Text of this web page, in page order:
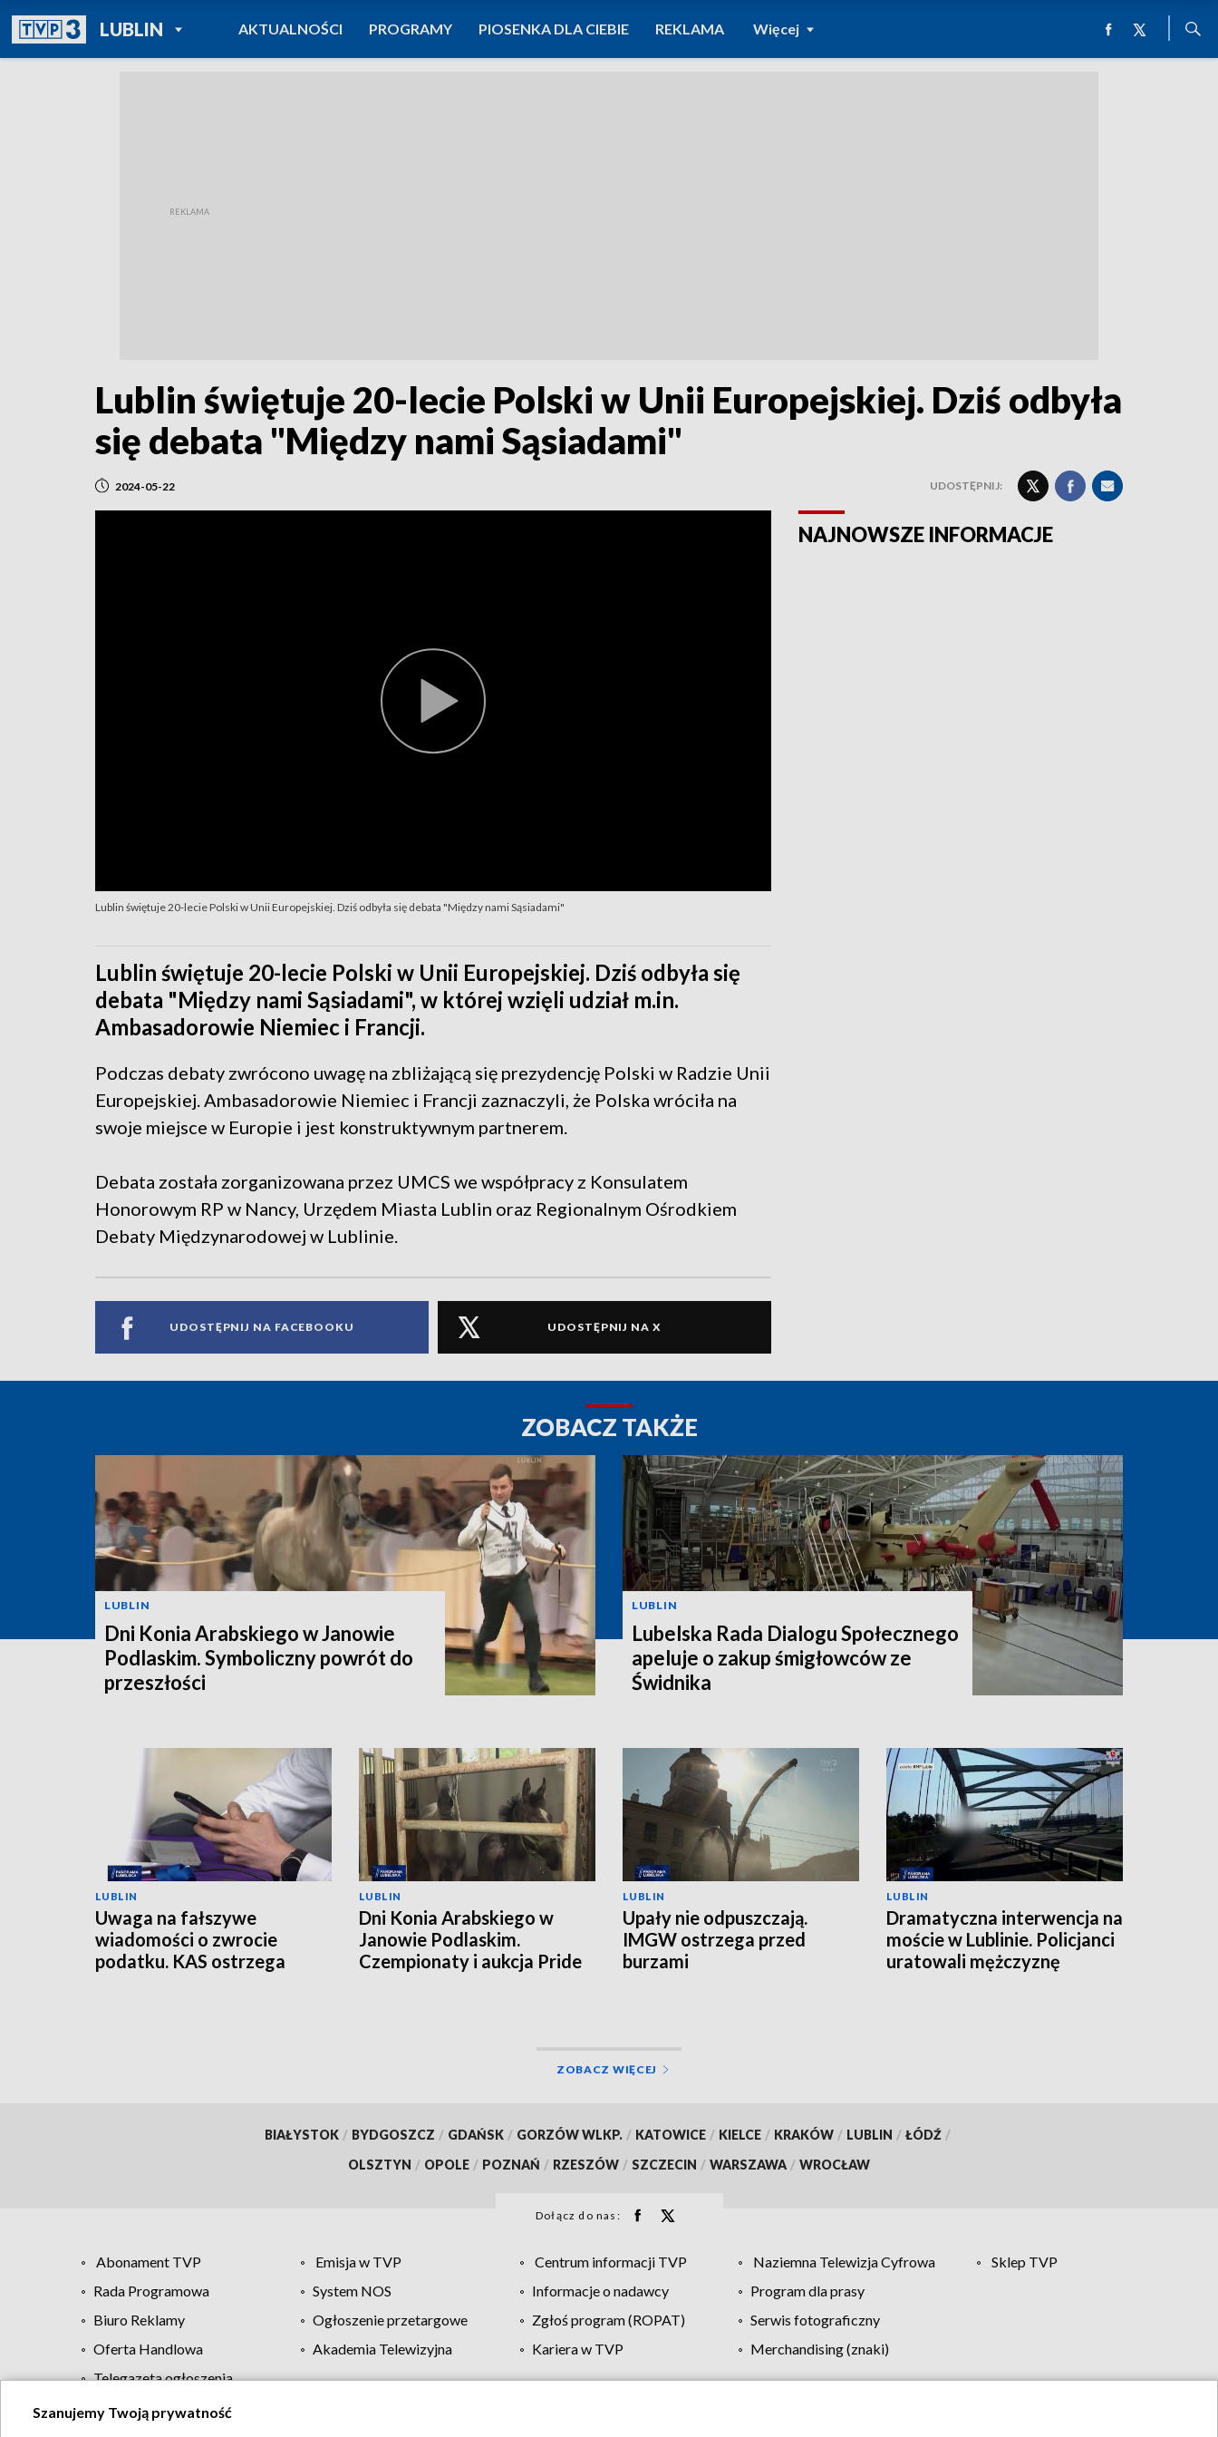
LUBLINPOWRÓT DO
TVP REGIONY
AKTUALNOŚCI PROGRAMY PIOSENKA DLA CIEBIE REKLAMA Więcej
Lublin świętuje 20-lecie Polski w Unii Europejskiej. Dziś odbyła
się debata "Między nami Sąsiadami"
2024-05-22 UDOSTĘPNIJ:
Lublin świętuje 20-lecie Polski w Unii Europejskiej. Dziś odbyła się debata "Między nami Sąsiadami"
Lublin świętuje 20-lecie Polski w Unii Europejskiej. Dziś odbyła się
debata "Między nami Sąsiadami", w której wzięli udział m.in.
Ambasadorowie Niemiec i Francji.
Podczas debaty zwrócono uwagę na zbliżającą się prezydencję Polski w Radzie Unii
Europejskiej. Ambasadorowie Niemiec i Francji zaznaczyli, że Polska wróciła na
swoje miejsce w Europie i jest konstruktywnym partnerem.
Debata została zorganizowana przez UMCS we współpracy z Konsulatem
Honorowym RP w Nancy, Urzędem Miasta Lublin oraz Regionalnym Ośrodkiem
Debaty Międzynarodowej w Lublinie.
UDOSTĘPNIJ NA FACEBOOKU UDOSTĘPNIJ NA X
NAJNOWSZE INFORMACJE
ZOBACZ TAKŻE
LUBLIN
Dni Konia Arabskiego w Janowie
Podlaskim. Symboliczny powrót do
przeszłości
LUBLIN
Lubelska Rada Dialogu Społecznego
apeluje o zakup śmigłowców ze
Świdnika
LUBLIN
Uwaga na fałszywe
wiadomości o zwrocie
podatku. KAS ostrzega
LUBLIN
Dni Konia Arabskiego w
Janowie Podlaskim.
Czempionaty i aukcja Pride
LUBLIN
Upały nie odpuszczają.
IMGW ostrzega przed
burzami
LUBLIN
Dramatyczna interwencja na
moście w Lublinie. Policjanci
uratowali mężczyznę
ZOBACZ WIĘCEJ
BIAŁYSTOK / BYDGOSZCZ / GDAŃSK / GORZÓW WLKP. / KATOWICE / KIELCE / KRAKÓW / LUBLIN / ŁÓDŹ /
OLSZTYN / OPOLE / POZNAŃ / RZESZÓW / SZCZECIN / WARSZAWA / WROCŁAW
Dołącz do nas:
Abonament TVP Emisja w TVP Centrum informacji TVP Naziemna Telewizja Cyfrowa
Sklep TVP
Rada Programowa
System NOS Informacje o nadawcy
Program dla prasy
Biuro Reklamy
Ogłoszenie przetargowe Zgłoś program (ROPAT)
Serwis fotograficzny
Oferta Handlowa
Akademia Telewizyjna Kariera w TVP
Merchandising (znaki)
Telegazeta ogłoszenia
Szanujemy Twoją prywatność